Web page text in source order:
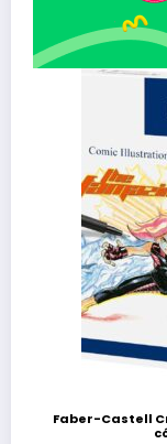
Faber-Castell